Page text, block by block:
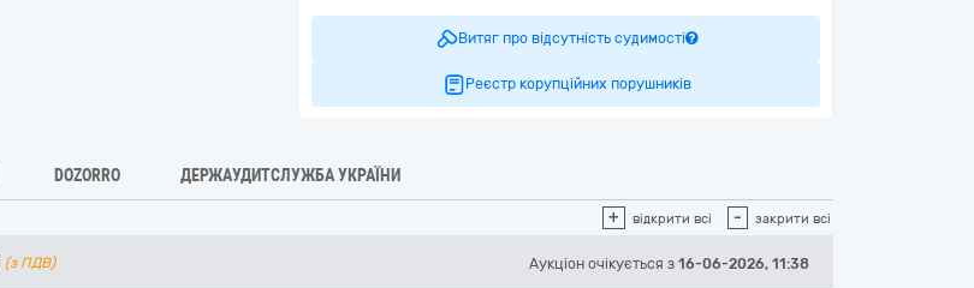
Витяг про відсутність судимості
Реєстр корупційних порушників
DOZORRO ДЕРЖАУДИТСЛУЖБА УКРАЇНИ
+ відкрити всі - закрити всі
(з ПДВ) Аукціон очікується з 16-06-2026, 11:38